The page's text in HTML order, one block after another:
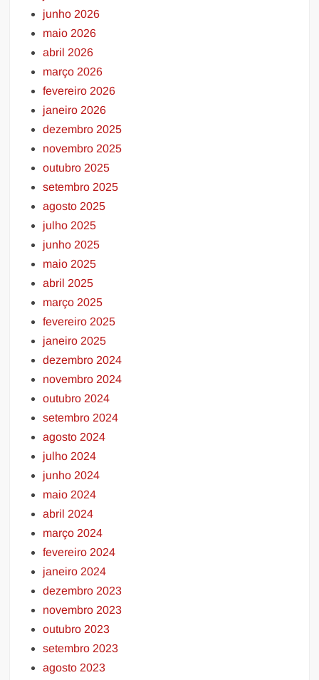
junho 2026
maio 2026
abril 2026
março 2026
fevereiro 2026
janeiro 2026
dezembro 2025
novembro 2025
outubro 2025
setembro 2025
agosto 2025
julho 2025
junho 2025
maio 2025
abril 2025
março 2025
fevereiro 2025
janeiro 2025
dezembro 2024
novembro 2024
outubro 2024
setembro 2024
agosto 2024
julho 2024
junho 2024
maio 2024
abril 2024
março 2024
fevereiro 2024
janeiro 2024
dezembro 2023
novembro 2023
outubro 2023
setembro 2023
agosto 2023